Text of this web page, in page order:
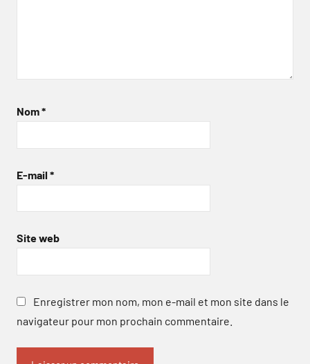
Nom*
E-mail *
Site web
Enregistrer mon nom, mon e-mail et mon site dans le
navigateur pour mon prochain commentaire.